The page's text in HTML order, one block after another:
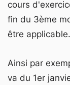
cours
fin du 3ème
être applicable.
Ainsi par
va du 1er